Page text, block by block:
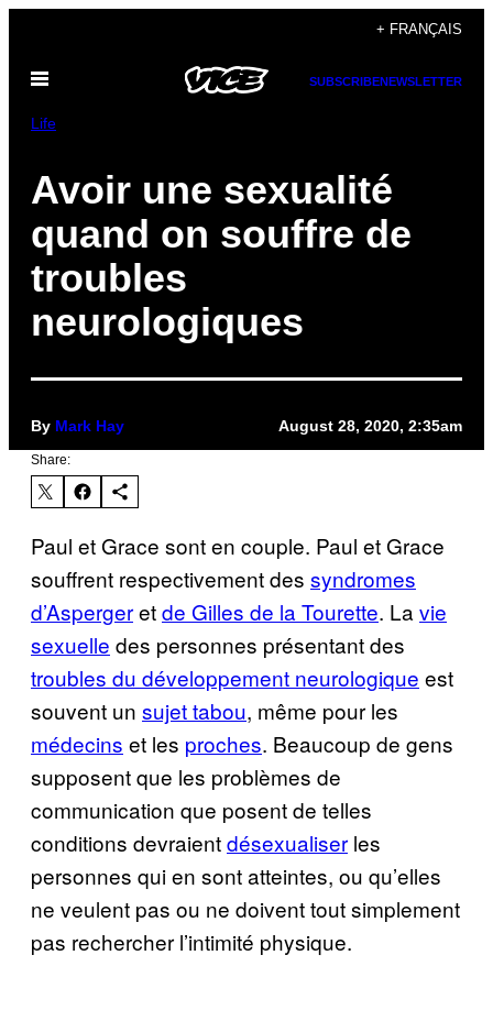
content
+ FRANÇAIS
Open
SUBSCRIBENEWSLETTER
Life
Avoir une sexualité
quand on souffre de
troubles
neurologiques
By Mark Hay August 28, 2020, 2:35am
Share:
Paul et Grace sont en couple. Paul et Grace
souffrent respectivement des syndromes
d’Aspergeretde Gilles de la Tourette. La vie
sexuelle des personnes présentant des
troubles du développement neurologique est
souvent un sujet tabou, même pour les
médecins et les proches. Beaucoup de gens
supposent que les problèmes de
communication que posent de telles
conditions devraientdésexualiser les
personnes qui en sont atteintes, ou qu’elles
ne veulent pas ou ne doivent tout simplement
pas rechercher l’intimité physique.